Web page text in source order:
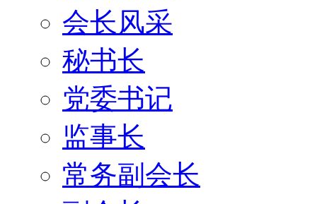
会长风采
秘书长
党委书记
监事长
常务副会长